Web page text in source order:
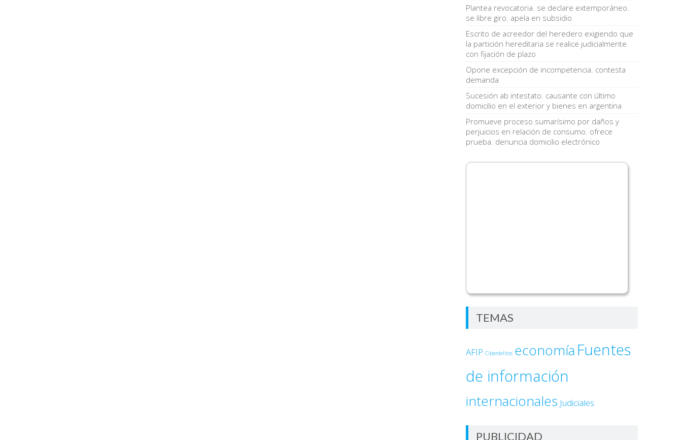
Plantea revocatoria. se declare extemporáneo.
se libre giro. apela en subsidio
Escrito de acreedor del heredero exigiendo que
la partición hereditaria se realice judicialmente
con fijación de plazo
Opone excepción de incompetencia. contesta
demanda
Sucesión ab intestato. causante con último
domicilio en el exterior y bienes en argentina
Promueve proceso sumarísimo por daños y
perjuicios en relación de consumo. ofrece
prueba. denuncia domicilio electrónico
TEMAS
AFIP Ciberdelitos economía Fuentes
de información
internacionales Judiciales
PUBLICIDAD